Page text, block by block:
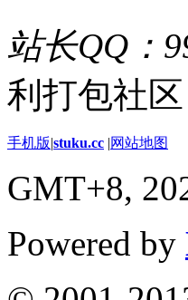
站长QQ：
利打包社区
手机版|stuku.cc |网站地图
GMT+8,
Powered by